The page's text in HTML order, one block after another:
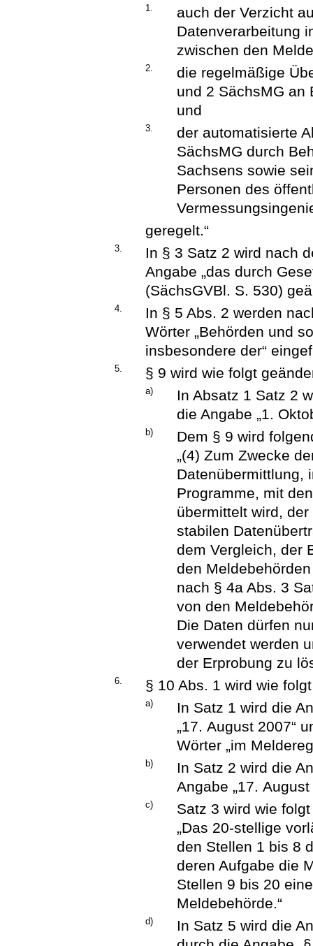
1.
auch der Verzicht
Datenverarbeitung
zwischen den
2.
die regelmäßige
und 2 SächsMG an
und
3.
der automatisierte
SächsMG durch
Sachsens sowie
Personen des
geregelt.“
3.
In § 3 Satz 2 wird nach
Angabe „das durch
(SächsGVBl. S. 530)
4.
In § 5 Abs. 2 werden
Wörter „Behörden und
insbesondere der“
5. § 9 wird wie folgt
a)
In Absatz 1 Satz 2
die Angabe „1.
b)
Dem § 9 wird
„(4) Zum Zwecke
Datenübermittlung,
Programme, mit
übermittelt wird,
stabilen
dem Vergleich, der
den
nach § 4a Abs. 3
von den
Die Daten dürfen
verwendet werden
der Erprobung zu
6. § 10 Abs. 1 wird wie
a)
In Satz 1 wird die
„17. August 2007“
Wörter „im
b)
In Satz 2 wird die
Angabe „17.
c)
Satz 3 wird wie
„Das 20-stellige
den Stellen 1 bis 8
deren Aufgabe die
Stellen 9 bis 20
Meldebehörde.“
d)
In Satz 5 wird die